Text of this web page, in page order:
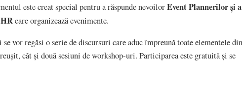
este creat special pentru a răspunde nevoilorEvent Plannerilor şi a
care organizează evenimente.
vor regăsi o serie de discursuri care aduc împreună toate elementele din
cât şi două sesiuni de workshop-uri. Participarea este gratuită și se